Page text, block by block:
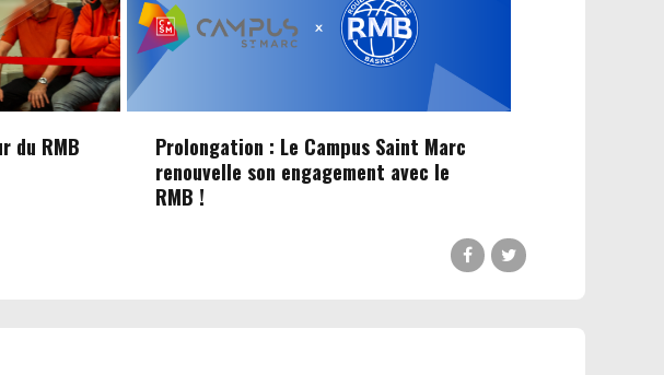
du RMB
Prolongation : Le Campus Saint Marc
renouvelle son engagement avec le
RMB !